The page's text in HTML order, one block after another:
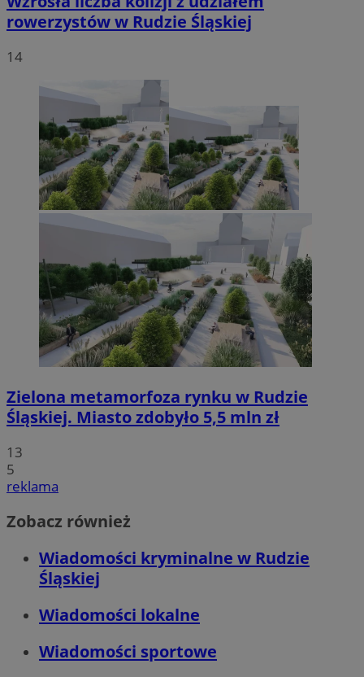
rowerzystów w Rudzie Śląskiej
14
Zielona metamorfoza rynku w Rudzie
Śląskiej. Miasto zdobyło 5,5 mln zł
13
5
reklama
Zobacz również
Wiadomości kryminalne w Rudzie
Śląskiej
Wiadomości lokalne
Wiadomości sportowe